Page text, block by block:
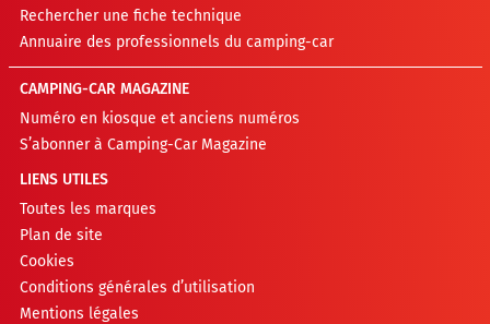
Rechercher une fiche technique
Annuaire des professionnels du camping-car
CAMPING-CAR MAGAZINE
Numéro en kiosque et anciens numéros
S’abonner à Camping-Car Magazine
LIENS UTILES
Toutes les marques
Plan de site
Cookies
Conditions générales d’utilisation
Mentions légales